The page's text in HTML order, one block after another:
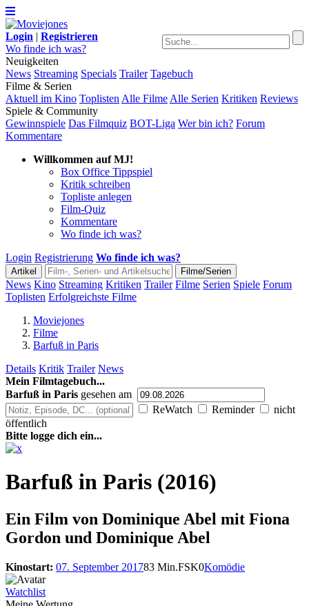
Login | Registrieren
Wo finde ich was?
Neuigkeiten
News Streaming Specials Trailer Tagebuch
Filme & Serien
Aktuell im Kino Toplisten Alle Filme Alle Serien Kritiken Reviews
Spiele & Community
Gewinnspiele Das Filmquiz BOT-Liga Wer bin ich? Forum
Kommentare
Willkommen auf MJ!
Box Office Tippspiel
Kritik schreiben
Topliste anlegen
Film-Quiz
Kommentare
Wo finde ich was?
Login Registrierung Wo finde ich was?
News Kino Streaming Kritiken Trailer Filme Serien Spiele Forum
Toplisten Erfolgreichste Filme
Moviejones
Filme
Barfuß in Paris
Details Kritik Trailer News
Mein Filmtagebuch...
Barfuß in Paris gesehen am
ReWatch
Reminder
nicht
öffentlich
Bitte logge dich ein...
Barfuß in Paris (2016)
Ein Film von Dominique Abel mit Fiona
Gordon und Dominique Abel
Kinostart: 07. September 201783 Min.FSK0Komödie
Watchlist